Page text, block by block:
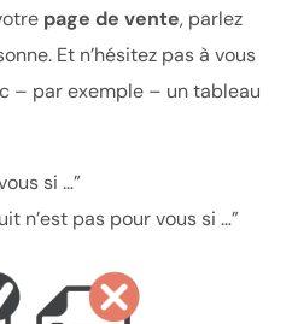
page de vente, parlez
Et n’hésitez pas à vous
– par exemple – un tableau
si …”
n’est pas pour vous si …”